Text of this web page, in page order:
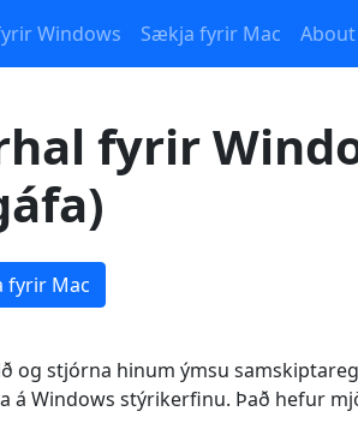
Windows Sækja fyrir Mac About
fyrir
fyrir Mac
stjórna hinum ýmsu
á Windows stýrikerfinu. Það hefur